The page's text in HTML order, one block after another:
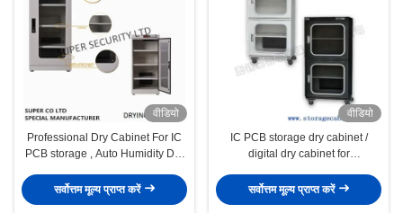
वीडियो
Professional Dry Cabinet For IC
PCB storage , Auto Humidity Dry
सर्वोत्तम मूल्य प्राप्त करें
वीडियो
IC PCB storage dry cabinet /
digital dry cabinet for
PGA,IC PCB SMT PBGA
सर्वोत्तम मूल्य प्राप्त करें